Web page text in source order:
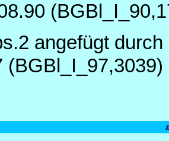
angefügt
(BGBl_I_97,3039)